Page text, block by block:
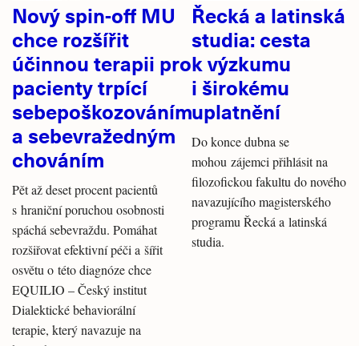
Nový spin-off MU
chce rozšířit
účinnou terapii pro
pacienty trpící
sebepoškozováním
a sebevražedným
chováním
Pět až deset procent pacientů
s hraniční poruchou osobnosti
spáchá sebevraždu. Pomáhat
rozšiřovat efektivní péči a šířit
osvětu o této diagnóze chce
EQUILIO – Český institut
Dialektické behaviorální
terapie, který navazuje na
Řecká a latinská
studia: cesta
k výzkumu
i širokému
uplatnění
Do konce dubna se
mohou zájemci přihlásit na
filozofickou fakultu do nového
navazujícího magisterského
programu Řecká a latinská
studia.